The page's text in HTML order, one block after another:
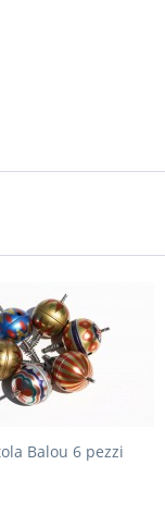
Balou 6 pezzi